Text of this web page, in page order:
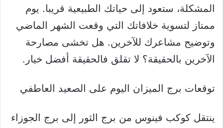
المشكلة، ستعود إلى حياتك الطبيعية قريبا. يوم
ممتاز لتسوية خلافاتك التي وقعت الشهر الماضي
وتوضيح مشاعرك للآخرين. هل تخشى مصارحة
الآخرين بالحقيقة؟ لا تقلق فالحقيقة أفضل خيار.
توقعات برج الميزان اليوم على الصعيد العاطفي
ينتقل كوكب فينوس من برج الثور إلى برج الجوزاء